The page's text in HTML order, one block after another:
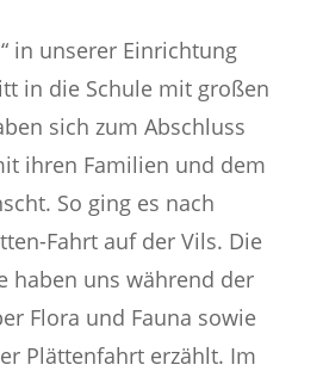
in unserer Einrichtung
in die Schule mit großen
sich zum Abschluss
ihren Familien und dem
So ging es nach
Fahrt auf der Vils. Die
haben uns während der
Flora und Fauna sowie
Plättenfahrt erzählt. Im